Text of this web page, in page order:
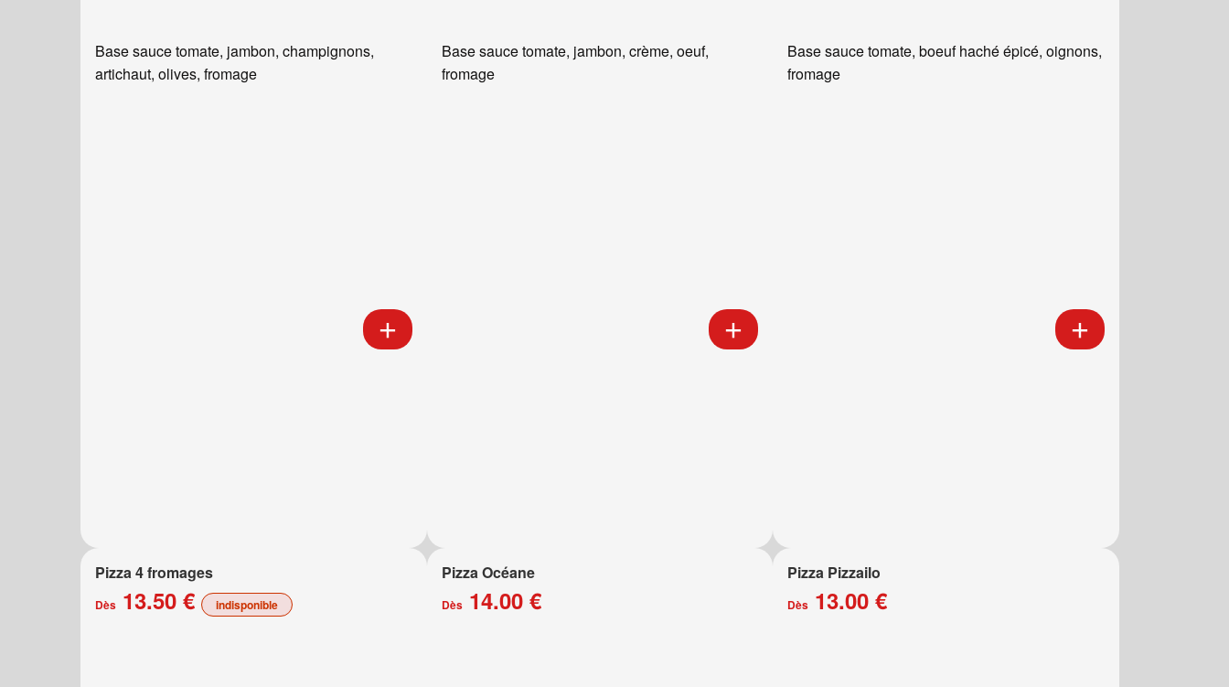
Base sauce tomate, jambon, champignons,
artichaut, olives, fromage
Base sauce tomate, jambon, crème, oeuf,
fromage
Base sauce tomate, boeuf haché épicé, oignons,
fromage
Pizza 4 fromages
Dès 13.50 € indisponible
Pizza Océane
Dès14.00 €
Pizza Pizzailo
Dès 13.00 €